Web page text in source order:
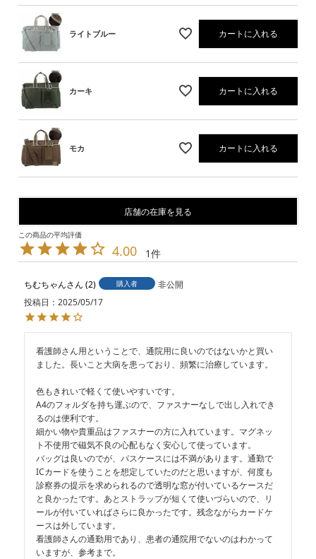
ライトブルー カートに入れる
カーキ カートに入れる
モカ カートに入れる
店舗の在庫を見る
4.00 1
ちむちゃん 2 購入者
非公開
投稿日
2025/05/17
看護師さん用ということで、通院用に良いのではないかと買い
ました。長いこと大病を患っており、頻繁に治療しています。
色もきれいで軽くて使いやすいです。
A4のフォルダを持ち運ぶので、ファスナーなしで出し入れでき
るのは便利です。
細かい物や貴重品はファスナーの方に入れています。マグネッ
ト不使用で磁気不良の心配もなく安心して使っています。
バッグは良いのでが、パスケースには不満があります。通勤で
ICカードを使うことを想定していたのだと思いますが、何度も
診察券の提示を求められるので透明な窓が付いているケースだ
と良かったです。あとストラップが短くて使いづらいので、リ
ールが付いていればさらに良かったです。残念ながらカードケ
ースは外しています。
看護師さんの通勤用であり、患者の通院用でないのはわかって
いますが、参考まで。